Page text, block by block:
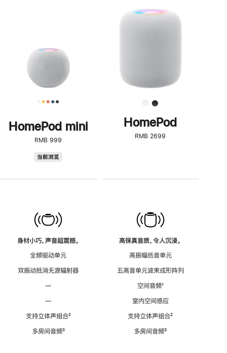
HomePod mini
RMB 999
当前浏览
身材小巧，声音超震撼。
全频驱动单元
双振动抵消无源辐射器
—
—
支持立体声组合脚
²
多房间音频脚
³
步
了
解
HomePod<
HomePod
RMB 2699
高保真音质，令人沉浸。
高振幅低音单元
五高音单元波束成形阵列
空间音频脚
¹
室内空间感应
支持立体声组合脚
²
多房间音频脚
³